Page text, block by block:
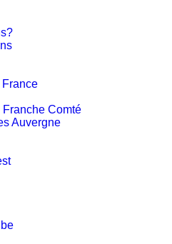
France
Franche Comté
Auvergne